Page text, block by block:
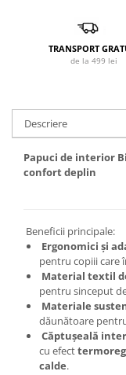
TRANSPORT
de la 499 lei
Descriere
Papuci de interior
confort deplin
Beneficii principale:
Ergonomici și
pentru copiii care
Material textil
pentru sinceput
Materiale
dăunătoare
Căptușeală
cu efect
calde.